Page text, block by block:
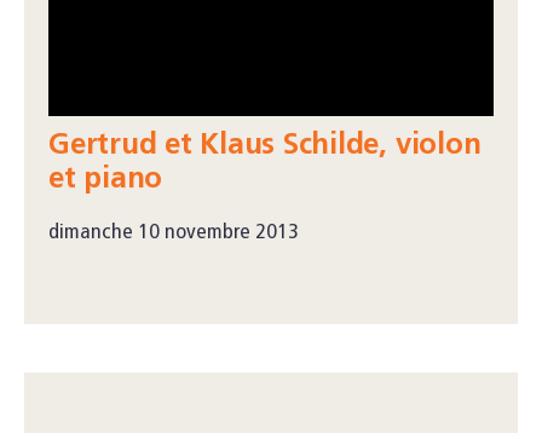
Gertrud et Klaus Schilde, violon
et piano
dimanche 10 novembre 2013